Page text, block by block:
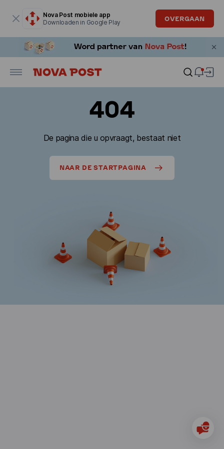
Nova Post mobiele app
Downloaden in Google Play
OVERGAAN
404
De pagina die u opvraagt, bestaat niet
NAAR DE STARTPAGINA